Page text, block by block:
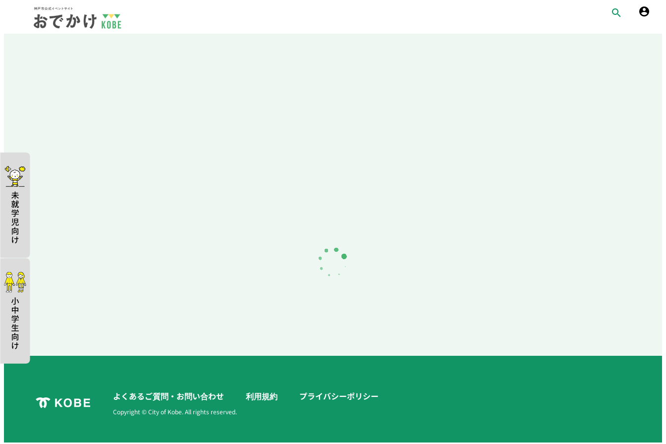
よくあるご質問・お問い合わせ 利用規約 プライバシーポリシー
Copyright © City of Kobe. All rights reserved.